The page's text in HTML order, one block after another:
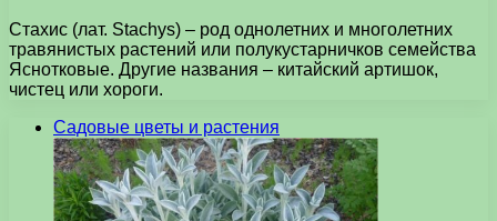
Стахис (лат. Stachys) – род однолетних и многолетних
травянистых растений или полукустарничков семейства
Яснотковые. Другие названия – китайский артишок,
чистец или хороги.
Садовые цветы и растения